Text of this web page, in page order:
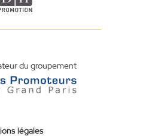
du groupement
légales